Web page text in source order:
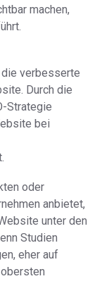
machen,
verbesserte
Durch die
Strategie
bei
oder
anbietet,
unter den
Studien
eher auf